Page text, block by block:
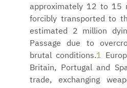
approximately 12 to 15
forcibly transported to
estimated 2 million
Passage due to
brutal conditions.1
Britain, Portugal and
trade, exchanging